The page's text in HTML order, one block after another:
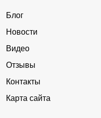
Блог
Новости
Видео
Отзывы
Контакты
Карта сайта